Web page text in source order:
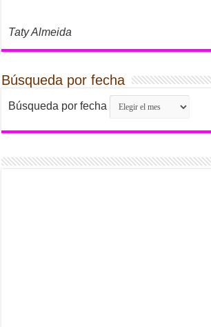
Taty Almeida
Búsqueda por fecha
Búsqueda por fecha